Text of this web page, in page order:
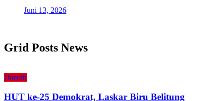
Juni 13, 2026
Grid Posts News
Daerah
HUT ke-25 Demokrat, Laskar Biru Belitung